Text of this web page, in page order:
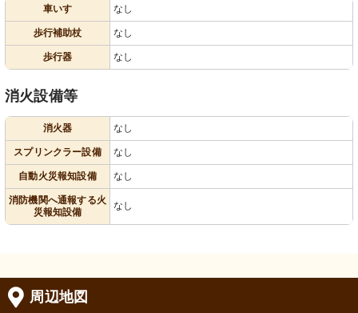
車いす なし
歩行補助杖 なし
歩行器 なし
消火設備等
消火器 なし
スプリンクラー設備 なし
自動火災報知設備 なし
消防機関へ通報する火
災報知設備
なし
周辺地図